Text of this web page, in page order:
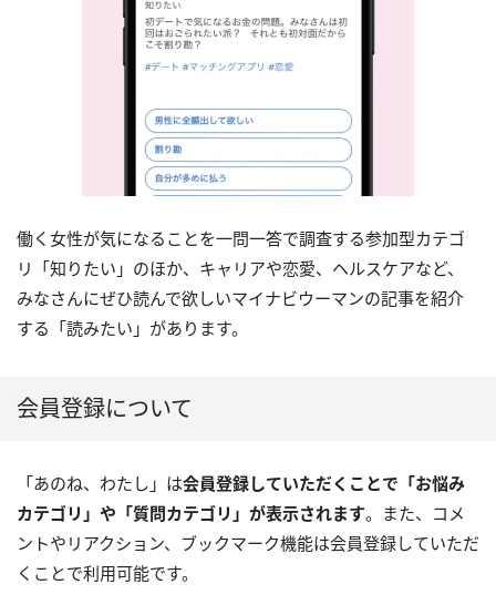
働く女性が気になることを一問一答で調査する参加型カテゴ
リ「知りたい」のほか、キャリアや恋愛、ヘルスケアなど、
みなさんにぜひ読んで欲しいマイナビウーマンの記事を紹介
する「読みたい」があります。
会員登録について
「あのね、わたし」は会員登録していただくことで「お悩み
カテゴリ」や「質問カテゴリ」が表示されます。また、コメ
ントやリアクション、ブックマーク機能は会員登録していただ
くことで利用可能です。